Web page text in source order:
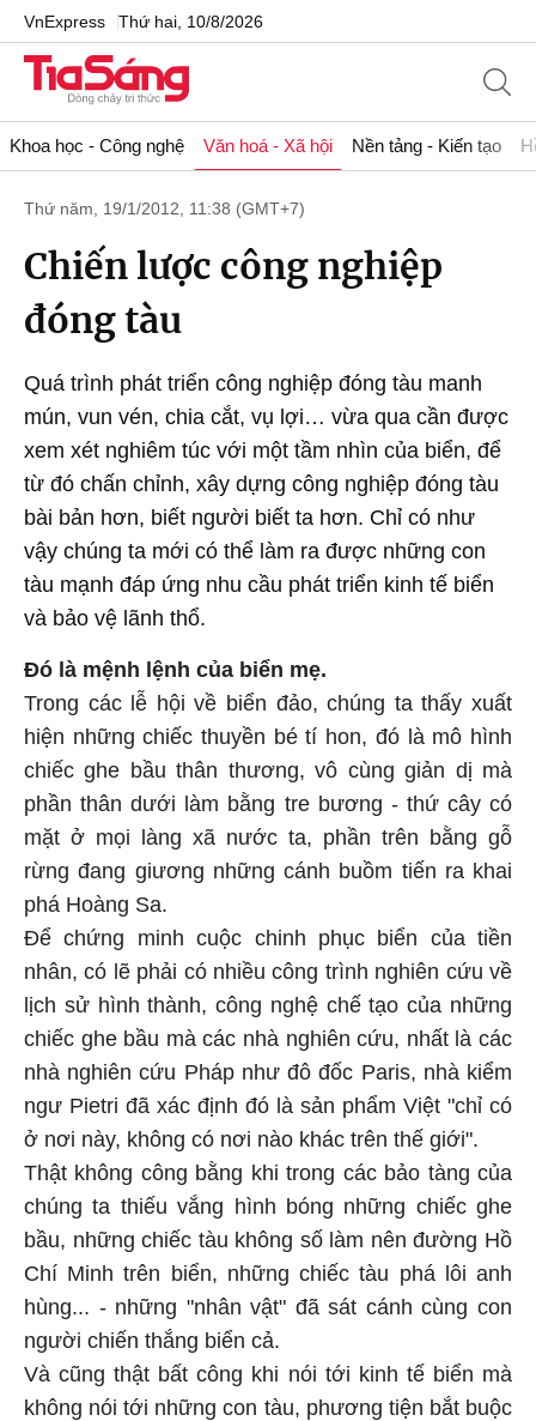
VnExpress Thứ hai, 10/8/2026
Khoa học - Công nghệ Văn hoá - Xã hội Nền tảng - Kiến tạo
Thứ năm, 19/1/2012, 11:38 (GMT+7)
Chiến lược công nghiệp
đóng tàu
Quá trình phát triển công nghiệp đóng tàu manh
mún, vun vén, chia cắt, vụ lợi… vừa qua cần được
xem xét nghiêm túc với một tầm nhìn của biển, để
từ đó chấn chỉnh, xây dựng công nghiệp đóng tàu
bài bản hơn, biết người biết ta hơn. Chỉ có như
vậy chúng ta mới có thể làm ra được những con
tàu mạnh đáp ứng nhu cầu phát triển kinh tế biển
và bảo vệ lãnh thổ.
Đó là mệnh lệnh của biển mẹ.
Trong các lễ hội về biển đảo, chúng ta thấy xuất
hiện những chiếc thuyền bé tí hon, đó là mô hình
chiếc ghe bầu thân thương, vô cùng giản dị mà
phần thân dưới làm bằng tre bương - thứ cây có
mặt ở mọi làng xã nước ta, phần trên bằng gỗ
rừng đang giương những cánh buồm tiến ra khai
phá Hoàng Sa.
Để chứng minh cuộc chinh phục biển của tiền
nhân, có lẽ phải có nhiều công trình nghiên cứu về
lịch sử hình thành, công nghệ chế tạo của những
chiếc ghe bầu mà các nhà nghiên cứu, nhất là các
nhà nghiên cứu Pháp như đô đốc Paris, nhà kiểm
ngư Pietri đã xác định đó là sản phẩm Việt "chỉ có
ở nơi này, không có nơi nào khác trên thế giới".
Thật không công bằng khi trong các bảo tàng của
chúng ta thiếu vắng hình bóng những chiếc ghe
bầu, những chiếc tàu không số làm nên đường Hồ
Chí Minh trên biển, những chiếc tàu phá lôi anh
hùng... - những "nhân vật" đã sát cánh cùng con
người chiến thắng biển cả.
Và cũng thật bất công khi nói tới kinh tế biển mà
không nói tới những con tàu, phương tiện bắt buộc